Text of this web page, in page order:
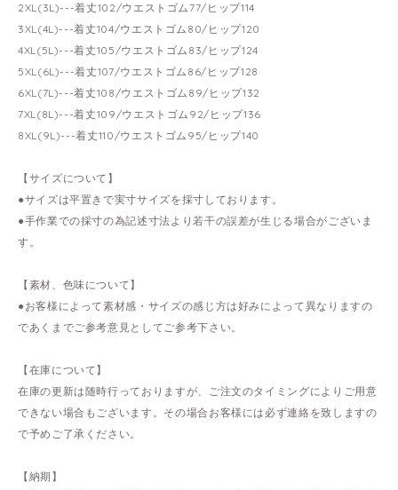
2XL(3L)---着丈102/ウエストゴム77/ヒップ114
3XL(4L)---着丈104/ウエストゴム80/ヒップ120
4XL(5L)---着丈105/ウエストゴム83/ヒップ124
5XL(6L)---着丈107/ウエストゴム86/ヒップ128
6XL(7L)---着丈108/ウエストゴム89/ヒップ132
7XL(8L)---着丈109/ウエストゴム92/ヒップ136
8XL(9L)---着丈110/ウエストゴム95/ヒップ140
【サイズについて】
●サイズは平置きで実寸サイズを採寸しております。
●手作業での採寸の為記述寸法より若干の誤差が生じる場合がございま
す。
【素材、色味について】
●お客様によって素材感・サイズの感じ方は好みによって異なりますの
であくまでご参考意見としてご参考下さい。
【在庫について】
在庫の更新は随時行っておりますが、ご注文のタイミングによりご用意
できない場合もございます。その場合お客様には必ず連絡を致しますの
で予めご了承ください。
【納期】